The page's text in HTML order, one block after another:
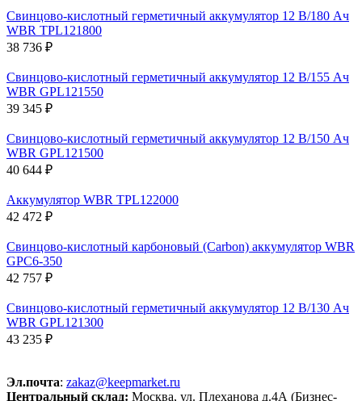
Свинцово-кислотный герметичный аккумулятор 12 В/180 Ач
WBR TPL121800
38 736 ₽
Свинцово-кислотный герметичный аккумулятор 12 В/155 Ач
WBR GPL121550
39 345 ₽
Свинцово-кислотный герметичный аккумулятор 12 В/150 Ач
WBR GPL121500
40 644 ₽
Аккумулятор WBR TPL122000
42 472 ₽
Свинцово-кислотный карбоновый (Carbon) аккумулятор WBR
GPC6-350
42 757 ₽
Свинцово-кислотный герметичный аккумулятор 12 В/130 Ач
WBR GPL121300
43 235 ₽
Эл.почта: zakaz@keepmarket.ru
Центральный склад: Москва, ул. Плеханова д.4А (Бизнес-